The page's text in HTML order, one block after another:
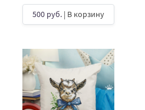
500 руб. | В корзину